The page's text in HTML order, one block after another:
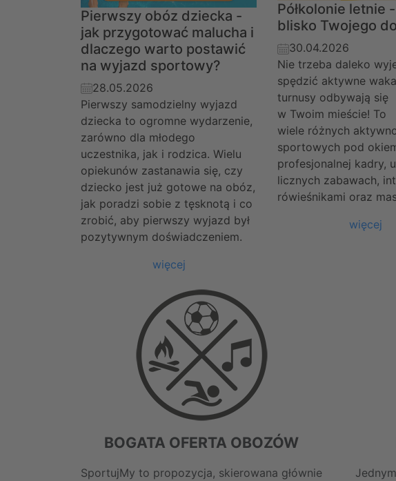
Pierwszy obóz dziecka -
jak przygotować malucha i
dlaczego warto postawić
na wyjazd sportowy?
28.05.2026
Pierwszy samodzielny wyjazd
dziecka to ogromne wydarzenie,
zarówno dla młodego
uczestnika, jak i rodzica. Wielu
opiekunów zastanawia się, czy
dziecko jest już gotowe na obóz,
jak poradzi sobie z tęsknotą i co
zrobić, aby pierwszy wyjazd był
pozytywnym doświadczeniem.
więcej
Półkolonie letnie
blisko Twojego
30.04.2026
Nie trzeba daleko
spędzić aktywne
turnusy odbywają się
w Twoim mieście! To
wiele różnych
sportowych pod
profesjonalnej kadry,
licznych zabawach,
rówieśnikami oraz
więcej
BOGATA OFERTA OBOZÓW
SportujMy to propozycja, skierowana głównie